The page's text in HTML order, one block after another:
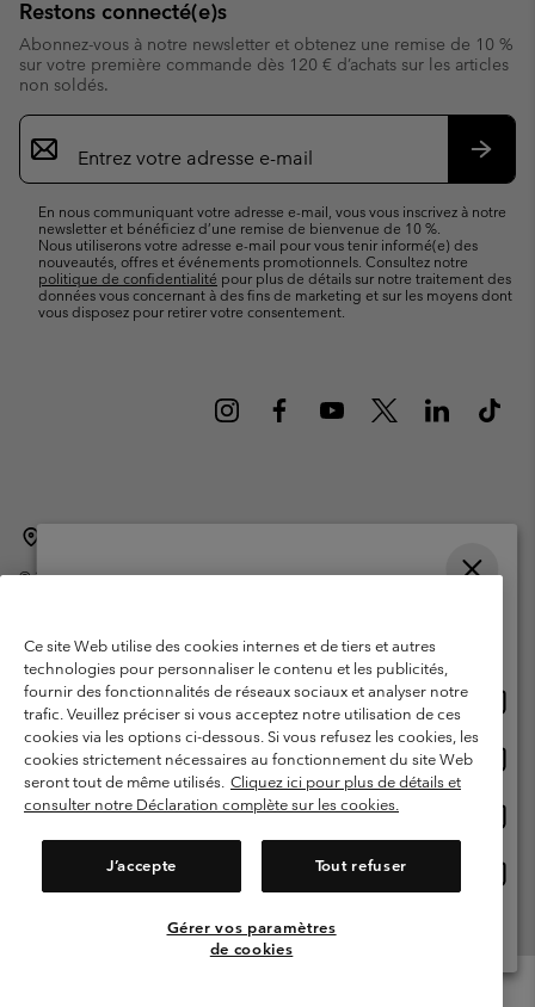
Restons connecté(e)s
Abonnez-vous à notre newsletter et obtenez une remise de 10 %
sur votre première commande dès 120 € d’achats sur les articles
non soldés.
Inscription
par
e-
En nous communiquant votre adresse e-mail, vous vous inscrivez à notre
newsletter et bénéficiez d’une remise de bienvenue de 10 %.
Nous utiliserons votre adresse e-mail pour vous tenir informé(e) des
nouveautés, offres et événements promotionnels. Consultez notre
politique de confidentialité pour plus de détails sur notre traitement des
données vous concernant à des fins de marketing et sur les moyens dont
vous disposez pour retirer votre consentement.
©2026Columbia Sportswear International Sarl. Avenue des Morgines, 12
Garanties Légales
Politique de confidentialité
Conditions d'utilisation - Membres
Conditions D'utilisation - Contenu généré par l'utilisateur
Impressum
Cookies
Ce site Web utilise des cookies internes et de tiers et autres
technologies pour personnaliser le contenu et les publicités,
fournir des fonctionnalités de réseaux sociaux et analyser notre
trafic. Veuillez préciser si vous acceptez notre utilisation de ces
cookies via les options ci-dessous. Si vous refusez les cookies, les
cookies strictement nécessaires au fonctionnement du site Web
seront tout de même utilisés. Cliquez ici pour plus de détails et
consulter notre Déclaration complète sur les cookies.
J’accepte Tout refuser
Gérer vos paramètres
de cookies
Achats en ligne disponibles
United States
ligne
Belgium-English
ligne
Belgium-Français
ligne
Belgium-Dutch
Voir Tous Les Pays